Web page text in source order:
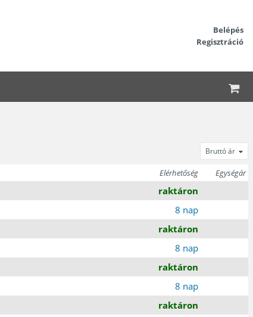
Belépés
Regisztráció
Bruttó ár
Elérhetőség Egységár
raktáron
8 nap
raktáron
8 nap
raktáron
8 nap
raktáron